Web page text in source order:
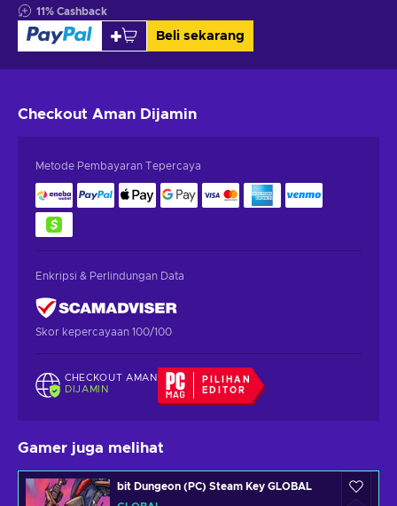
11% Cashback
Beli sekarang
Checkout Aman Dijamin
Metode Pembayaran Tepercaya
Enkripsi & Perlindungan Data
Skor kepercayaan 100/100
CHECKOUT AMAN
DIJAMIN
PILIHAN
EDITOR
Gamer juga melihat
bit Dungeon (PC) Steam Key GLOBAL